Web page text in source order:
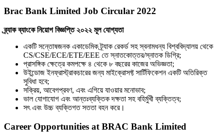
Brac Bank Limited Job Circular 2022
ব্র্যাক ব্যাংকে নিয়োগ বিজ্ঞপ্তি ২০২২ মূল যোগ্যতা
একটি সন্তোষজনক একাডেমিক ট্র্যাক রেকর্ড সহ স্বনামধন্য বিশ্ববিদ্যালয় থেকে
CS/CSE/ECE/ETE/EEE তে স্নাতকোত্তর/স্নাতক ডিগ্রি;
প্রাসঙ্গিক ক্ষেত্রে কমপক্ষে ৪ থেকে ৮ বছরের কাজের অভিজ্ঞতা;
উইন্ডোজ ইনফ্রাস্ট্রাকচারের জন্য মাইক্রোসফ্ট সার্টিফিকেশন একটি অতিরিক্ত
সুবিধা হবে;
সক্রিয়, আবেগপ্রবণ, এবং এগিয়ে যাওয়ার মনোভাব;
ভাল যোগাযোগ এবং আন্তঃব্যক্তিক দক্ষতা সহ বহির্মুখী ব্যক্তিত্ব;
সৎ এবং উচ্চ ব্যক্তিগত সততা বহন করে।
Career Opportunities at BRAC Bank Limited